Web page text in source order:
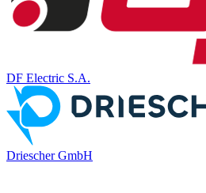
DF Electric S.A.
Driescher GmbH